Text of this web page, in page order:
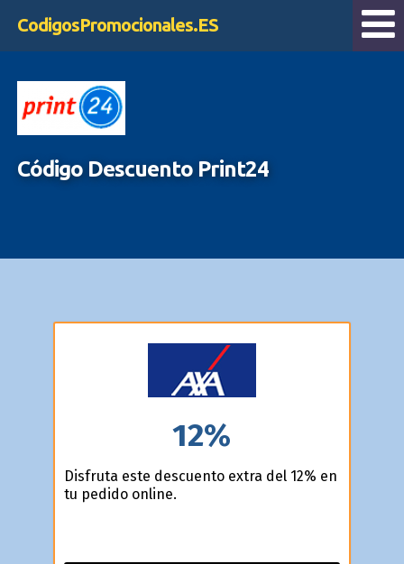
CodigosPromocionales.ES
Código Descuento Print24
12%
Disfruta este descuento extra del 12% en
tu pedido online.